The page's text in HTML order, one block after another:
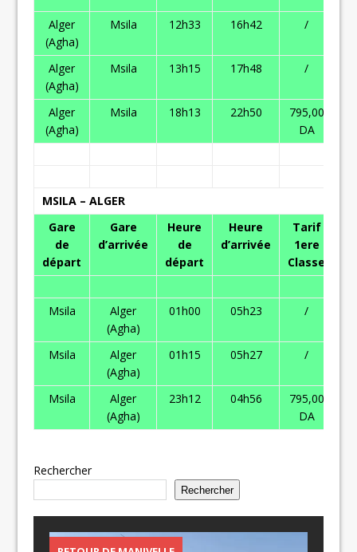
Alger
(Agha)
Msila 12h33 16h42 /
Alger
(Agha)
Msila 13h15 17h48 /
Alger
(Agha)
Msila 18h13 22h50
795,00
DA
MSILA – ALGER
Gare
de
départ
Gare
d’arrivée
Heure
de
départ
Heure
d’arrivée
Tarif
1ere
Classe
Msila
Alger
(Agha)
01h00 05h23 /
Msila
Alger
(Agha)
01h15 05h27 /
Msila
Alger
(Agha)
23h12 04h56
795,00
DA
Rechercher
Rechercher